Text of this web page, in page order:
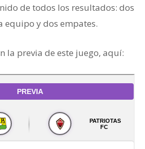
de todos los resultados: dos
equipo y dos empates.
la previa de este juego, aquí: